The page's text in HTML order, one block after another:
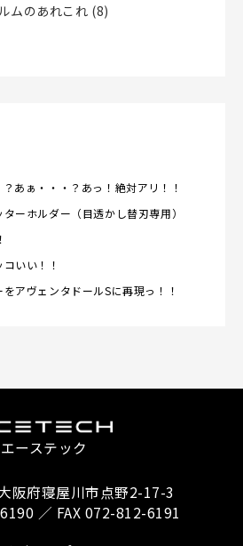
ムのあれこれ (8)
あぁ・・・？あっ！絶対アリ！！
ーホルダー（目透かし替刃専用）
いい！！
アヴェンタドールSに再現っ！！
エーステック
阪府寝屋川市点野2-17-3
／ FAX 072-812-6191